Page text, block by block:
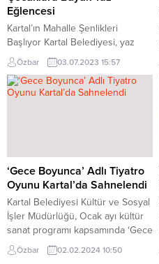
Eğlencesi
Kartal’ın Mahalle Şenlikleri
Başlıyor Kartal Belediyesi, yaz
tatiline giren öğrencileri,
birbirinden renkli ve eğlenceli
aktivitelerin yer aldığı ‘Mahalle
Şenliği’ ile buluşturuyor. ‘Haydi
arkadaşlarıyla birlikte vakit geçirip
çeşitli oyunlar ve sürpriz
eğlencelerle dolu bir yaz
geçirecek. Kartal’ın 20...
Özbar 03.07.2023 15:57
‘Gece Boyunca’ Adlı Tiyatro
Oyunu Kartal’da Sahnelendi
Kartal Belediyesi Kültür ve Sosyal
İşler Müdürlüğü, Ocak ayı kültür
sanat programı kapsamında ‘Gece
Boyunca’ isimli tiyatro oyununu,
Kartallı seyircisi ile
Özbar 02.02.2024 10:50